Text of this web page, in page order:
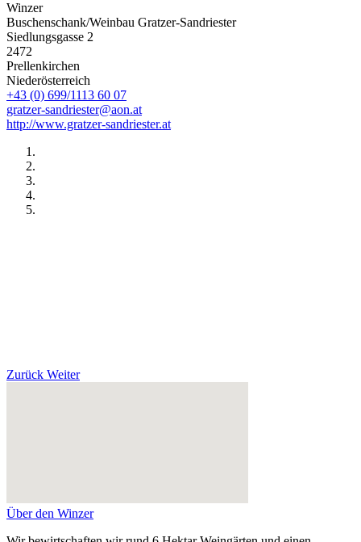
Winzer
Buschenschank/Weinbau Gratzer-Sandriester
Siedlungsgasse 2
2472
Prellenkirchen
Niederösterreich
+43 (0) 699/1113 60 07
gratzer-sandriester@aon.at
http://www.gratzer-sandriester.at
Zurück Weiter
Über den Winzer